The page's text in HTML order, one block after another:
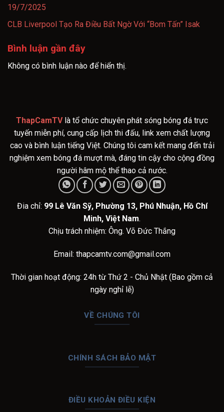
19/7/2025
CLB Liverpool Tạo Ra Điều Bất Ngờ Với “Bom Tấn” Isak
Bình luận gần đây
Không có bình luận nào để hiển thị.
ThapCamTVlà tổ chức chuyên phát sóng bóng đá trực
tuyến miễn phí, cung cấp lịch thi đấu, link xem chất lượng
cao và bình luận tiếng Việt. Chúng tôi cam kết mang đến trải
nghiệm xem bóng đá mượt mà, đáng tin cậy cho cộng đồng
người hâm mộ thể thao cả nước.
Đia chỉ: 99 Lê Văn Sỹ, Phường 13, Phú Nhuận, Hồ Chí
Minh, Việt Nam.
Chịu trách nhiệm: Ông. Võ Đức Thắng
Email: thapcamtv.com@gmail.com
Thời gian hoạt động: 24h từ Thứ 2 - Chủ Nhật (Bao gồm cả
ngày nghỉ lễ)
VỀ CHÚNG TÔI
CHÍNH SÁCH BẢO MẬT
ĐIỀU KHOẢN ĐIỀU KIỆN